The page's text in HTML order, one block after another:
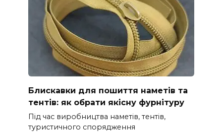
Блискавки для пошиття наметів та
тентів: як обрати якісну фурнітуру
Під час виробництва наметів, тентів,
туристичного спорядження